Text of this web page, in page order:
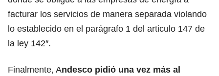
facturar los servicios de manera separada violando
lo establecido en el parágrafo 1 del articulo 147 de
la ley 142″.
Finalmente, Andesco pidió una vez más al